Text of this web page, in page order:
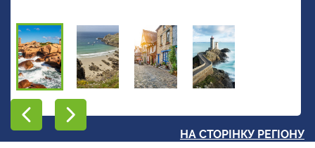
НА СТОРІНКУ РЕГІОНУ